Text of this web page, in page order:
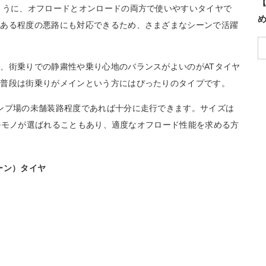
に、オフロードとオンロードの両方で使いやすいタイヤで
る程度の悪路にも対応できるため、さまざまなシーンで活躍
街乗りでの静粛性や乗り心地のバランスがよいのがATタイヤ
段は街乗りがメインという方にはぴったりのタイプです。
場の未舗装路程度であれば十分に走行できます。サイズは
ノが選ばれることもあり、適度なオフロード性能を求める方
ン）タイヤ